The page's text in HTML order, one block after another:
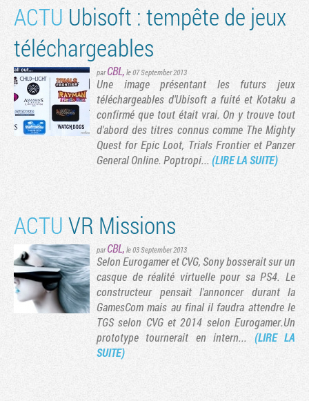
ACTU Ubisoft : tempête de jeux
téléchargeables
parCBL, le 07 September 2013
Une image présentant les futurs jeux
téléchargeables d'Ubisoft a fuité et Kotaku a
confirmé que tout était vrai. On y trouve tout
d'abord des titres connus comme The Mighty
Quest for Epic Loot, Trials Frontier et Panzer
General Online. Poptropi... (LIRE LA SUITE)
ACTU VR Missions
parCBL, le 03 September 2013
Selon Eurogamer et CVG, Sony bosserait sur un
casque de réalité virtuelle pour sa PS4. Le
constructeur pensait l'annoncer durant la
GamesCom mais au final il faudra attendre le
TGS selon CVG et 2014 selon Eurogamer.Un
prototype tournerait en intern... (LIRE LA
SUITE)
page